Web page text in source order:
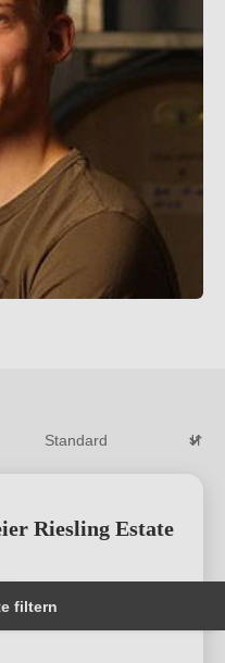
filtern
Riesling Estate
Bewertung von 5